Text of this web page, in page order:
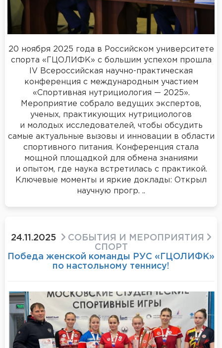
20 ноября 2025 года в Российском университете
спорта «ГЦОЛИФК» с большим успехом прошла
IV Всероссийская научно-практическая
конференция с международным участием
«Спортивная нутрициология — 2025».
Мероприятие собрало ведущих экспертов,
ученых, практикующих нутрициологов
и молодых исследователей, чтобы обсудить
самые актуальные вызовы и инновации в области
спортивного питания. Конференция стала
мощной площадкой для обмена знаниями
и опытом, где наука встретилась с практикой.
Ключевые моменты и яркие доклады: Открыл
научную прогр. ..
24.11.2025
СОБЫТИЯ И МЕРОПРИЯТИЯ
СПОРТ
Победа женской команды РУС «ГЦОЛИФК»
по настольному теннису!